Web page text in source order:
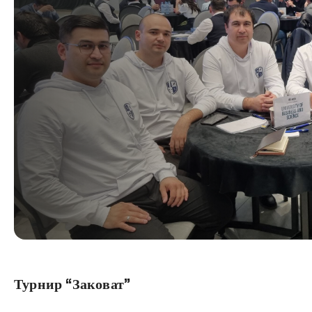
Турнир “Заковат”